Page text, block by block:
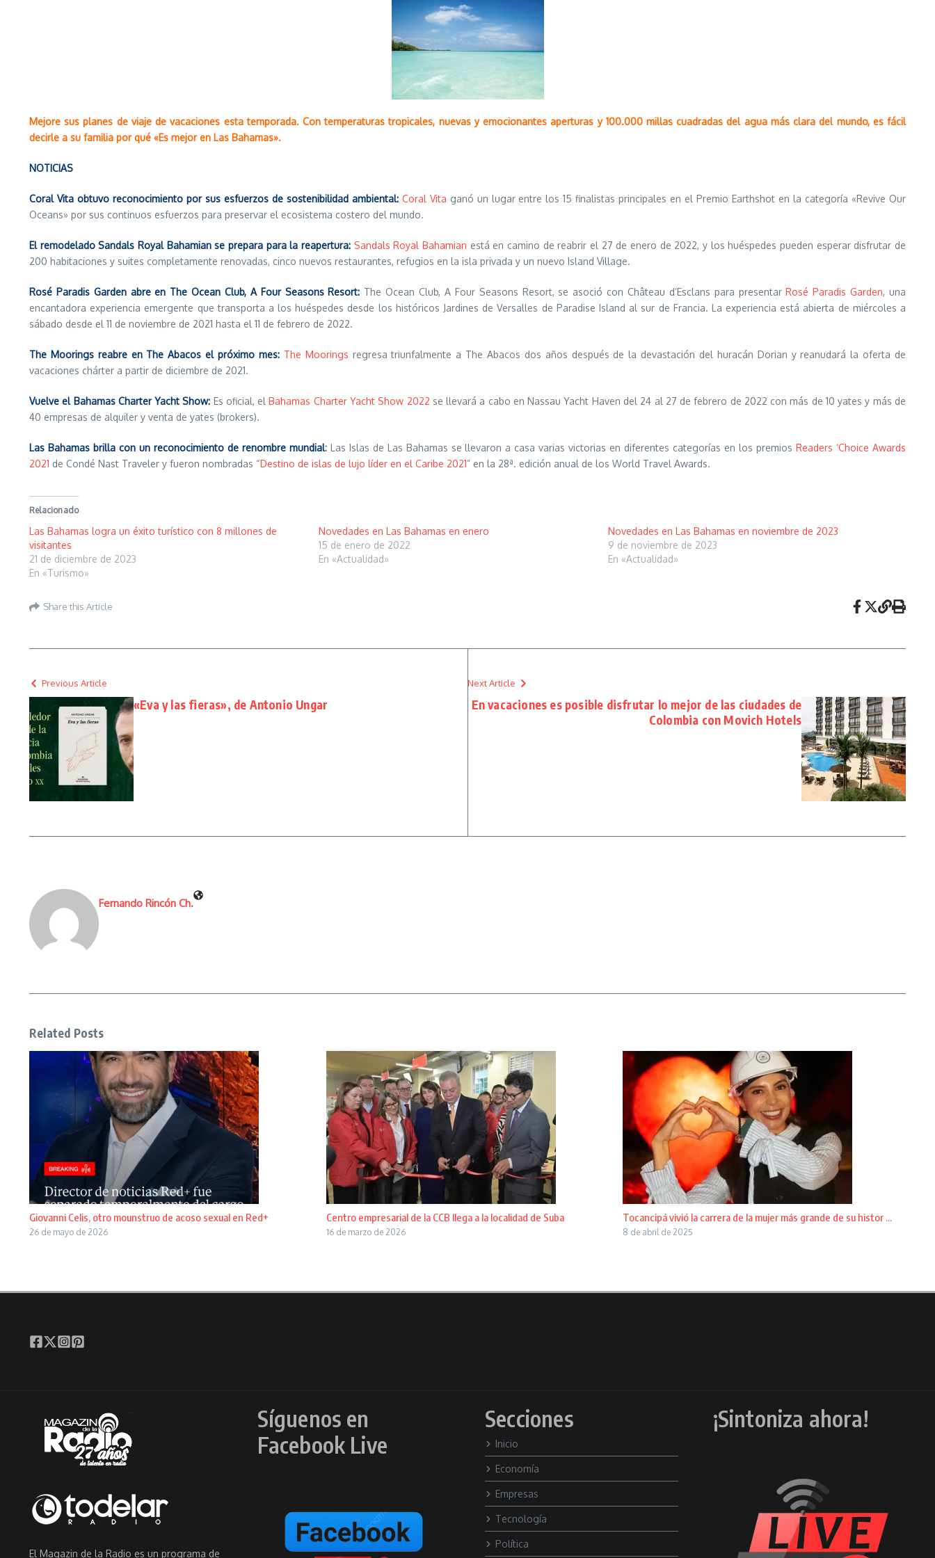
Mejore sus planes de viaje de vacaciones esta temporada. Con temperaturas tropicales, nuevas y emocionantes aperturas y 100.000 millas cuadradas del agua más clara del mundo, es fácil
decirle a su familia por qué «Es mejor en Las Bahamas».
NOTICIAS
Coral Vita obtuvo reconocimiento por sus esfuerzos de sostenibilidad ambiental: Coral Vita ganó un lugar entre los 15 finalistas principales en el Premio Earthshot en la categoría «Revive Our
Oceans» por sus continuos esfuerzos para preservar el ecosistema costero del mundo.
El remodelado Sandals Royal Bahamian se prepara para la reapertura: Sandals Royal Bahamian está en camino de reabrir el 27 de enero de 2022, y los huéspedes pueden esperar disfrutar de
200 habitaciones y suites completamente renovadas, cinco nuevos restaurantes, refugios en la isla privada y un nuevo Island Village.
Rosé Paradis Garden abre en The Ocean Club, A Four Seasons Resort: The Ocean Club, A Four Seasons Resort, se asoció con Château d’Esclans para presentarRosé Paradis Garden, una
encantadora experiencia emergente que transporta a los huéspedes desde los históricos Jardines de Versalles de Paradise Island al sur de Francia. La experiencia está abierta de miércoles a
sábado desde el 11 de noviembre de 2021 hasta el 11 de febrero de 2022.
The Moorings reabre en The Abacos el próximo mes: The Moorings regresa triunfalmente a The Abacos dos años después de la devastación del huracán Dorian y reanudará la oferta de
vacaciones chárter a partir de diciembre de 2021.
Vuelve el Bahamas Charter Yacht Show: Es oficial, elBahamas Charter Yacht Show 2022 se llevará a cabo en Nassau Yacht Haven del 24 al 27 de febrero de 2022 con más de 10 yates y más de
40 empresas de alquiler y venta de yates (brokers).
Las Bahamas brilla con un reconocimiento de renombre mundial:Las Islas de Las Bahamas se llevaron a casa varias victorias en diferentes categorías en los premiosReaders ‘Choice Awards
2021 de Condé Nast Traveler y fueron nombradas “Destino de islas de lujo líder en el Caribe 2021” en la 28ª. edición anual de los World Travel Awards.
Relacionado
Las Bahamas logra un éxito turístico con 8 millones de
visitantes
21 de diciembre de 2023
En «Turismo»
Novedades en Las Bahamas en enero
15 de enero de 2022
En «Actualidad»
Novedades en Las Bahamas en noviembre de 2023
9 de noviembre de 2023
En «Actualidad»
Share this Article
Previous Article
«Eva y las fieras», de Antonio Ungar
Next Article
En vacaciones es posible disfrutar lo mejor de las ciudades de
Colombia con Movich Hotels
Fernando Rincón Ch.
Related Posts
Giovanni Celis, otro mounstruo de acoso sexual en Red+
26 de mayo de 2026
Centro empresarial de la CCB llega a la localidad de Suba
16 de marzo de 2026
Tocancipá vivió la carrera de la mujer más grande de su histor ...
8 de abril de 2025
El Magazin de la Radio es un programa de
Síguenos en
Facebook Live
Secciones
Inicio
Economía
Empresas
Tecnología
Política
¡Sintoniza ahora!